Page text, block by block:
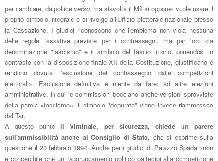
per cambiare, dà pollice verso, ma stavolta il Mfl si oppone: vuole usare il
proprio simbolo integrale e si rivolge all'Ufficio elettorale nazionale presso
la Cassazione. I giudici riconoscono che l'emblema non viola nessuna
delle regole tassative previste per i contrassegni, ma per loro «la
denominazione "fascismo" e il simbolo del fascio littorio, ponendosi in
contrasto con la disposizione finale XII della Costituzione, giustificano e
rendono dovuta l’esclusione del contrassegno dalle competizioni
elettorali». Esclusione definitiva e niente da fare; ad altre elezioni
amministrative, in cui le commissioni bocciano anche versioni sprovviste
della parola «fascismo», il simbolo "depurato" viene invece riammessso
dal Tar.
A questo punto il Viminale, per sicurezza, chiede un parere
sull'ammissibilità anche al Consiglio di Stato, che si esprime sulla
questione il 23 febbraio 1994. Anche per i giudici di Palazzo Spada «non
è concepibile che un raggruppamento politico partecipi alla competizione